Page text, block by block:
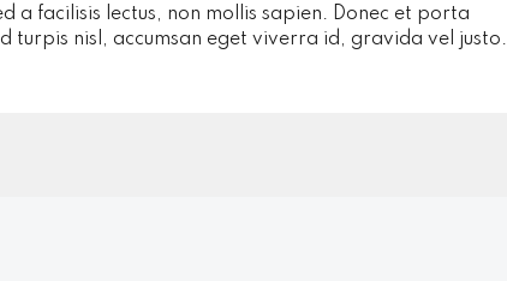
a facilisis lectus, non mollis sapien. Donec et porta
turpis nisl, accumsan eget viverra id, gravida vel justo.